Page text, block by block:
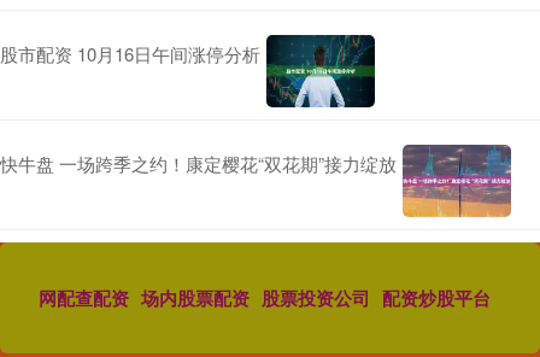
股市配资 10月16日午间涨停分析
快牛盘 一场跨季之约！康定樱花“双花期”接力绽放
网配查配资 场内股票配资 股票投资公司 配资炒股平台